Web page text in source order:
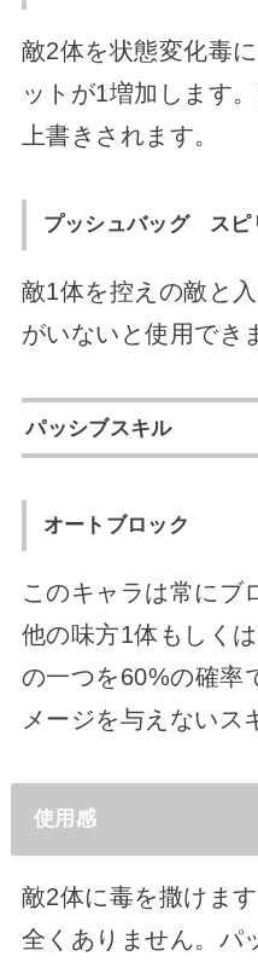
敵2体を状態変化毒
ットが1増加します
上書きされます。
プッシュバッグ ス
敵1体を控えの敵と
がいないと使用でき
パッシブスキル
オートブロック
このキャラは常にブ
他の味方1体もしく
の一つを60%の確率
メージを与えないス
使用感
敵2体に毒を撒けま
全くありません。パ